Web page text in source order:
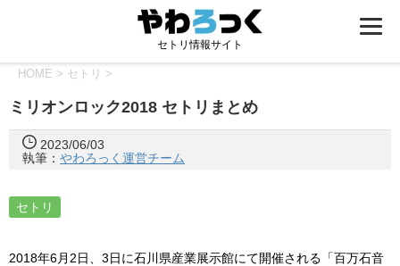
セトリ情報サイト
HOME > セトリ >
ミリオンロック2018 セトリまとめ
2023/06/03
執筆： やわろっく運営チーム
セトリ
2018年6月2日、3日に石川県産業展示館にて開催される「百万石音